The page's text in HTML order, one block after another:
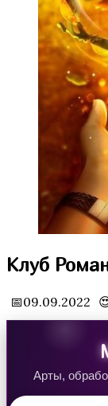
Водяная Лилия
Аверрис: Дитя
Бюро
Клуб
📅09.09.2022
Арты,